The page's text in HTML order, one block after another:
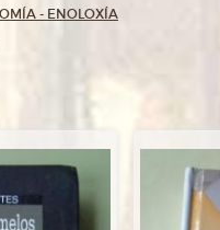
- ENOLOXÍA